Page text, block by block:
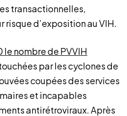
transactionnelles,
risque d’exposition au VIH.
nombre de PVVIH
par les cyclones de
coupées des services
et incapables
antirétroviraux. Après